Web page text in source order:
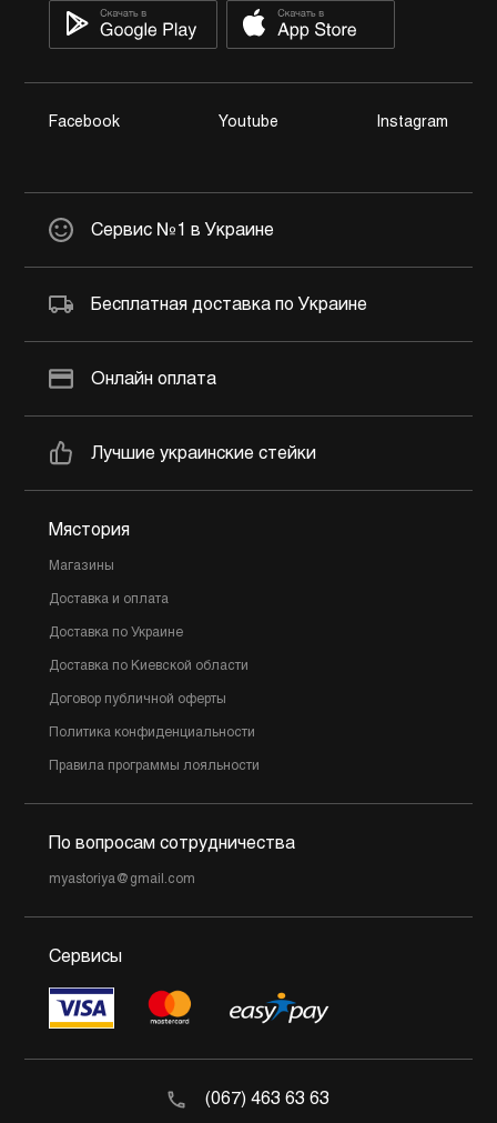
Facebook Youtube Instagram
Сервис №1 в Украине
Бесплатная доставка по Украине
Онлайн оплата
Лучшие украинские стейки
Мястория
Магазины
Доставка и оплата
Доставка по Украине
Доставка по Киевской области
Договор публичной оферты
Политика конфиденциальности
Правила программы лояльности
По вопросам сотрудничества
myastoriya@gmail.com
Сервисы
(067) 463 63 63